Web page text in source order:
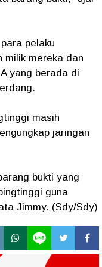
pelaku
milik mereka dan
yang berada di
masih
jaringan
bukti yang
guna
Jimmy. (Sdy/Sdy)